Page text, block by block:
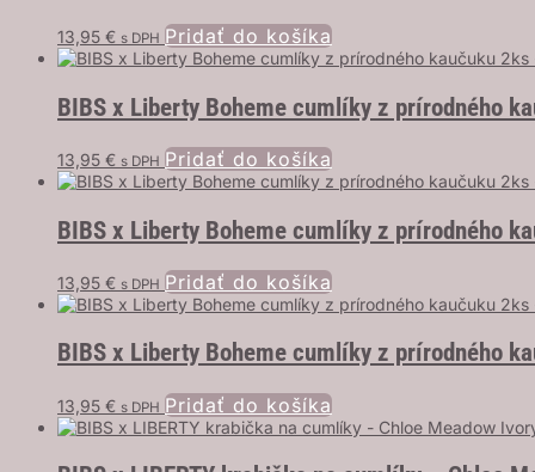
13,95 € s DPH Pridať do košíka
BIBS x Liberty Boheme cumlíky z prírodného
13,95 € s DPH Pridať do košíka
BIBS x Liberty Boheme cumlíky z prírodného
13,95 € s DPH Pridať do košíka
BIBS x Liberty Boheme cumlíky z prírodného
13,95 € s DPH Pridať do košíka